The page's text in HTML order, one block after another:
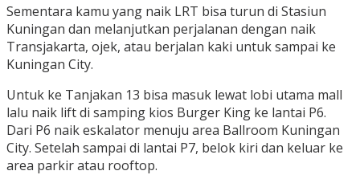
Sementara kamu yang naik LRT bisa turun di Stasiun
Kuningan dan melanjutkan perjalanan dengan naik
Transjakarta, ojek, atau berjalan kaki untuk sampai ke
Kuningan City.
Untuk ke Tanjakan 13 bisa masuk lewat lobi utama mall
lalu naik lift di samping kios Burger King ke lantai P6.
Dari P6 naik eskalator menuju area Ballroom Kuningan
City. Setelah sampai di lantai P7, belok kiri dan keluar ke
area parkir atau rooftop.